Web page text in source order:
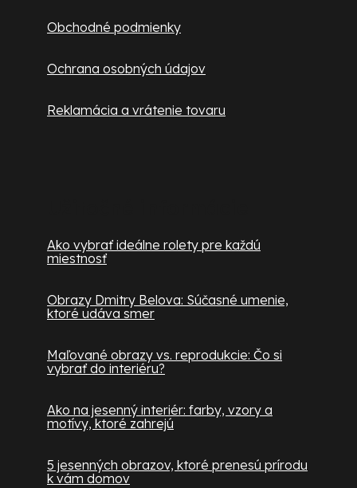
Obchodné podmienky
Ochrana osobných údajov
Reklamácia a vrátenie tovaru
Ako vybrať ideálne rolety pre každú
miestnosť
Obrazy Dmitry Belova: Súčasné umenie,
ktoré udáva smer
Maľované obrazy vs. reprodukcie: Čo si
vybrať do interiéru?
Ako na jesenný interiér: farby, vzory a
motívy, ktoré zahrejú
5 jesenných obrazov, ktoré prenesú prírodu
k vám domov